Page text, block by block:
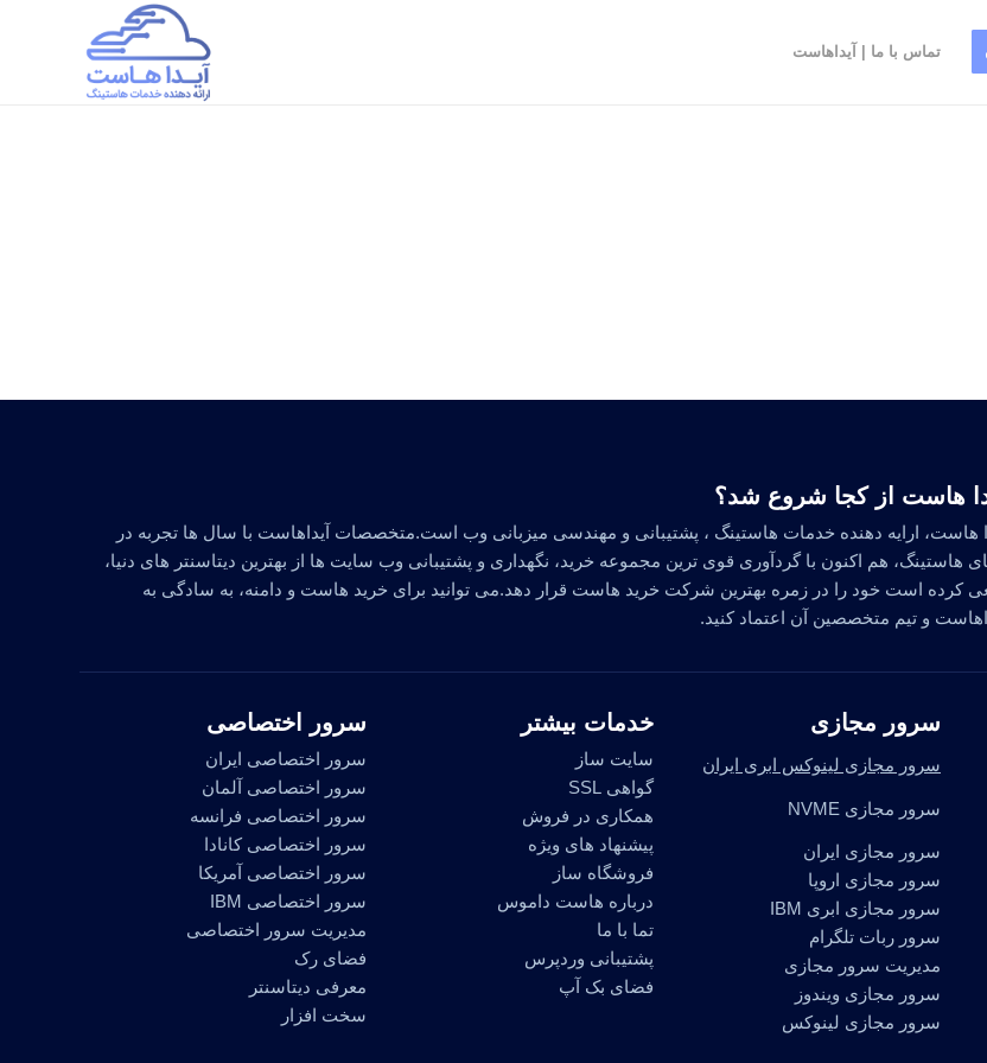
تماس با ما | آیداهاست
هاست از کجا شروع شد؟
هاست، ارایه دهنده خدمات هاستینگ ، پشتیبانی و مهندسی میزبانی وب است.متخصصات آیداهاست با سال ها تجربه در
هاستینگ، هم اکنون با گردآوری قوی ترین مجموعه خرید، نگهداری و پشتیبانی وب سایت ها از بهترین دیتاسنتر های دنیا،
کرده است خود را در زمره بهترین شرکت خرید هاست قرار دهد.می توانید برای خرید هاست و دامنه، به سادگی به
و تیم متخصصین آن اعتماد کنید.
سرور مجازی
سرور مجازی لینوکس ابری ایران
سرور مجازی NVME
سرور مجازی ایران
سرور مجازی اروپا
سرور مجازی ابری IBM
سرور ربات تلگرام
مدیریت سرور مجازی
سرور مجازی ویندوز
سرور مجازی لینوکس
خدمات بیشتر
سایت ساز
گواهی SSL
همکاری در فروش
پیشنهاد های ویژه
فروشگاه ساز
درباره هاست داموس
تما با ما
پشتیبانی وردپرس
فضای بک آپ
سرور اختصاصی
سرور اختصاصی ایران
سرور اختصاصی آلمان
سرور اختصاصی فرانسه
سرور اختصاصی کانادا
سرور اختصاصی آمریکا
سرور اختصاصی IBM
مدیریت سرور اختصاصی
فضای رک
معرفی دیتاسنتر
سخت افزار